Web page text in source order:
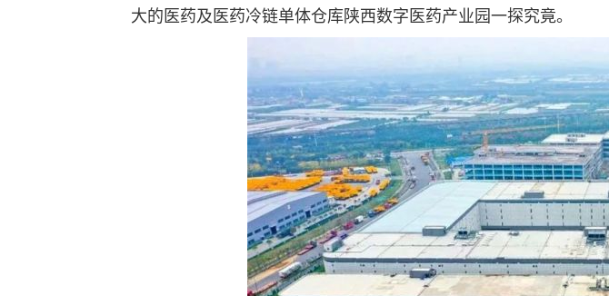
大的医药及医药冷链单体仓库陕西数字医药产业园一探究竟。